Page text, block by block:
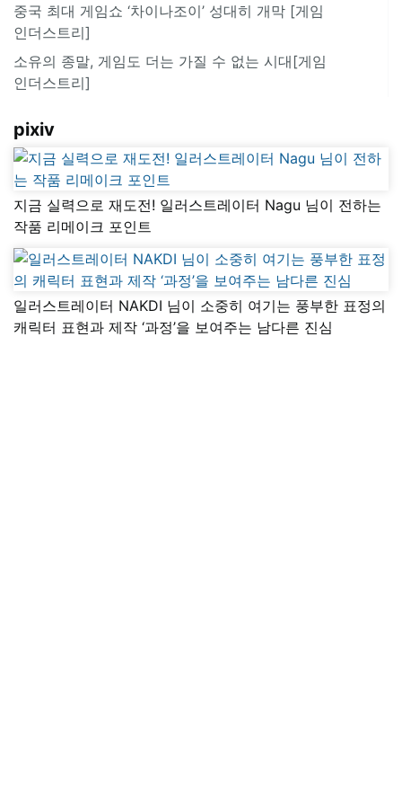
중국 최대 게임쇼 ‘차이나조이’ 성대히 개막 [게임
인더스트리]
소유의 종말, 게임도 더는 가질 수 없는 시대[게임
인더스트리]
pixiv
지금 실력으로 재도전! 일러스트레이터 Nagu 님이 전하는
작품 리메이크 포인트
일러스트레이터 NAKDI 님이 소중히 여기는 풍부한 표정의
캐릭터 표현과 제작 ‘과정’을 보여주는 남다른 진심